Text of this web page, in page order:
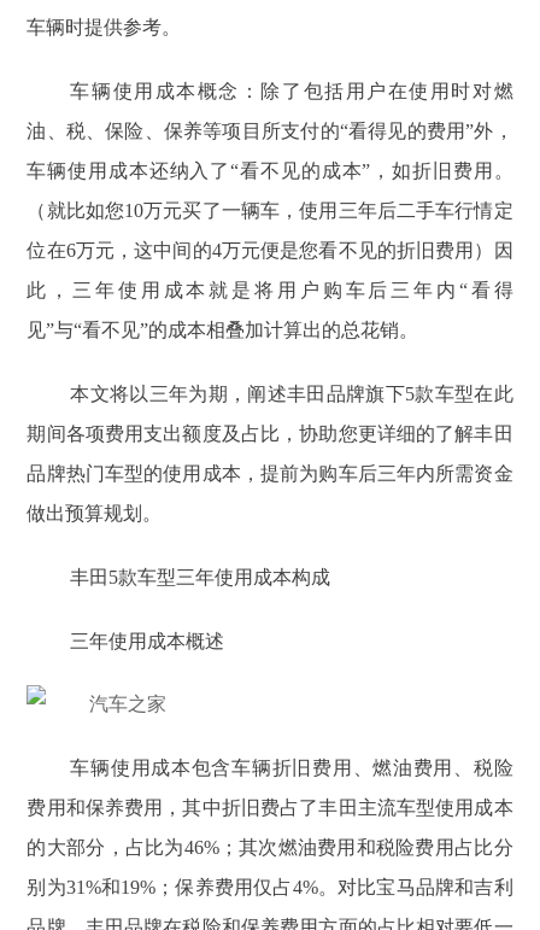
车辆时提供参考。
车辆使用成本概念：除了包括用户在使用时对燃
油、税、保险、保养等项目所支付的“看得见的费用”外，
车辆使用成本还纳入了“看不见的成本”，如折旧费用。
（就比如您10万元买了一辆车，使用三年后二手车行情定
位在6万元，这中间的4万元便是您看不见的折旧费用）因
此，三年使用成本就是将用户购车后三年内“看得
见”与“看不见”的成本相叠加计算出的总花销。
本文将以三年为期，阐述丰田品牌旗下5款车型在此
期间各项费用支出额度及占比，协助您更详细的了解丰田
品牌热门车型的使用成本，提前为购车后三年内所需资金
做出预算规划。
丰田 5款车型三年使用成本构成
三年使用成本概述
车辆使用成本包含车辆折旧费用、燃油费用、税险
费用和保养费用，其中折旧费占了丰田主流车型使用成本
的大部分，占比为46%；其次燃油费用和税险费用占比分
别为31%和19%；保养费用仅占4%。对比宝马品牌和吉利